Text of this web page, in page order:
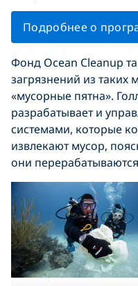
Подробнее о
Фонд Ocean Cleanup
загрязнений из таких
«мусорные пятна».
разрабатывает и
системами, которые
извлекают мусор,
они